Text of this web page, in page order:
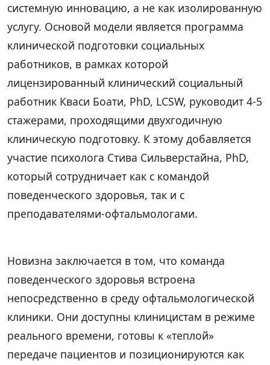
системную инновацию, а не как изолированную
услугу. Основой модели является программа
клинической подготовки социальных
работников, в рамках которой
лицензированный клинический социальный
работник Кваси Боати, PhD, LCSW, руководит 4-5
стажерами, проходящими двухгодичную
клиническую подготовку. К этому добавляется
участие психолога Стива Сильверстайна, PhD,
который сотрудничает как с командой
поведенческого здоровья, так и с
преподавателями-офтальмологами.
Новизна заключается в том, что команда
поведенческого здоровья встроена
непосредственно в среду офтальмологической
клиники. Они доступны клиницистам в режиме
реального времени, готовы к «теплой»
передаче пациентов и позиционируются как